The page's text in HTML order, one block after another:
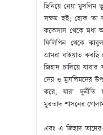
ছিনিয়ে নেয়া মুসলিম
সক্ষম হই; হোক তা
ককেসাস থেকে মধ্য
ফিলিপিন থেকে
আমরা বাইয়াত করছি
জিহাদ চালিয়ে
দেয় ও মুসলিমদের
করে, যারা
মুরতাদ শাসনের
এবং এ জিহাদ